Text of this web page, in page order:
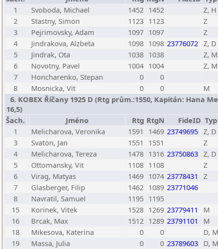
1
Svoboda, Michael 1452 1452
Z, H
2
Stastny, Simon 1123 1123
Z
3
Pejrimovsky, Adam 1097 1097
Z
4
Jindrakova, Alzbeta 1098 1098 23776072 Z, D
5
Jindrak, Ota 1038 1038
Z, M
6
Novotny, Pavel 1004 1004
Z, M
7
Honcharenko, Stepan 0
0
8
Mosnicka, Vit 0 0
M
6. KOBEX Říčany 1925 D (Rtg prům.:1550, Kapitán: Hana
16,5)
Šach.
Jméno Rtg RtgN FideID Typ
1
Melicharova, Veronika 1591 1469 23749695 Z, D
3
Svaton, Jan 1551 1551
Z
4
Melicharova, Tereza 1478 1316 23750863 Z, D
5
Ottomansky, Vit 1108 1108
Z
6
Virag, Matyas 1469 1074 23778431
Z
7
Glasberger, Filip 1462 1089 23771046
8
Navratil, Samuel 1195 1195
15
Korinek, Vitek 1528 1269 23779411
M
16
Brcak, Max 1512 1289 23791101
M
18
Mikesova, Katerina 0 0
D, M
19
Massa, Julia 0 0 23789603 D, M